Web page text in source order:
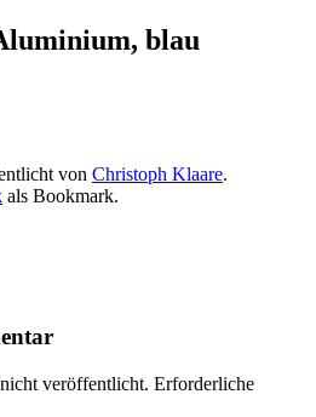
blau
von Christoph Klaare.
als Bookmark.
veröffentlicht. Erforderliche